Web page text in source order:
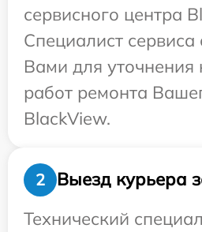
сервисного центра
Специалист сервиса
Вами для
работ ремонта
BlackView.
2
Выезд курьера
Технический